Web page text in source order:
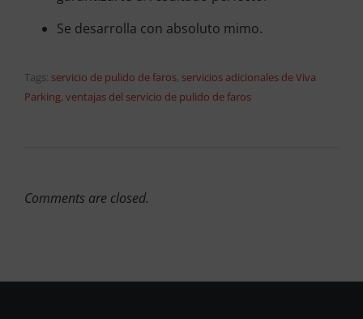
Se desarrolla con absoluto mimo.
Tags: servicio de pulido de faros, servicios adicionales de Viva
Parking, ventajas del servicio de pulido de faros
Comments are closed.